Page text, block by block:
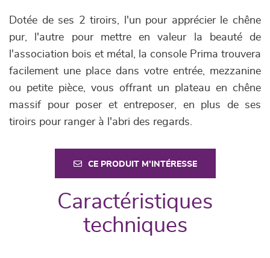
Dotée de ses 2 tiroirs, l'un pour apprécier le chêne
pur, l'autre pour mettre en valeur la beauté de
l'association bois et métal, la console Prima trouvera
facilement une place dans votre entrée, mezzanine
ou petite pièce, vous offrant un plateau en chêne
massif pour poser et entreposer, en plus de ses
tiroirs pour ranger à l'abri des regards.
CE PRODUIT M'INTÉRESSE
Caractéristiques
techniques